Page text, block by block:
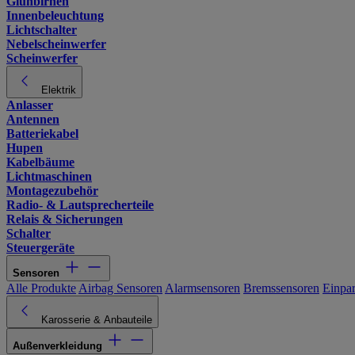
Innenbeleuchtung
Lichtschalter
Nebelscheinwerfer
Scheinwerfer
Elektrik
Anlasser
Antennen
Batteriekabel
Hupen
Kabelbäume
Lichtmaschinen
Montagezubehör
Radio- & Lautsprecherteile
Relais & Sicherungen
Schalter
Steuergeräte
Sensoren
Alle Produkte Airbag Sensoren Alarmsensoren Bremssensoren
Karosserie & Anbauteile
Außenverkleidung